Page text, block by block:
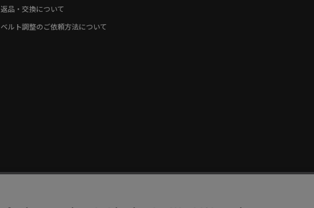
返品・交換について
ベルト調整のご依頼方法について